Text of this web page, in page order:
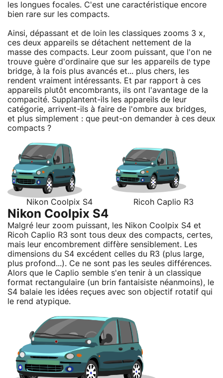
les longues focales. C'est une caractéristique encore
bien rare sur les compacts.
Ainsi, dépassant et de loin les classiques zooms 3 x,
ces deux appareils se détachent nettement de la
masse des compacts. Leur zoom puissant, que l'on ne
trouve guère d'ordinaire que sur les appareils de type
bridge, à la fois plus avancés et... plus chers, les
rendent vraiment intéressants. Et par rapport à ces
appareils plutôt encombrants, ils ont l'avantage de la
compacité. Supplantent-ils les appareils de leur
catégorie, arrivent-ils à faire de l'ombre aux bridges,
et plus simplement : que peut-on demander à ces deux
compacts ?
Nikon Coolpix S4 Ricoh Caplio R3
Nikon Coolpix S4
Malgré leur zoom puissant, les Nikon Coolpix S4 et
Ricoh Caplio R3 sont tous deux des compacts, certes,
mais leur encombrement diffère sensiblement. Les
dimensions du S4 excédent celles du R3 (plus large,
plus profond...). Ce ne sont pas les seules différences.
Alors que le Caplio semble s'en tenir à un classique
format rectangulaire (un brin fantaisiste néanmoins), le
S4 balaie les idées reçues avec son objectif rotatif qui
le rend atypique.